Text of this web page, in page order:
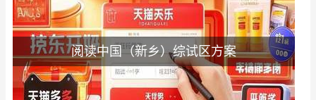
阅读中国（新乡）综试区方案